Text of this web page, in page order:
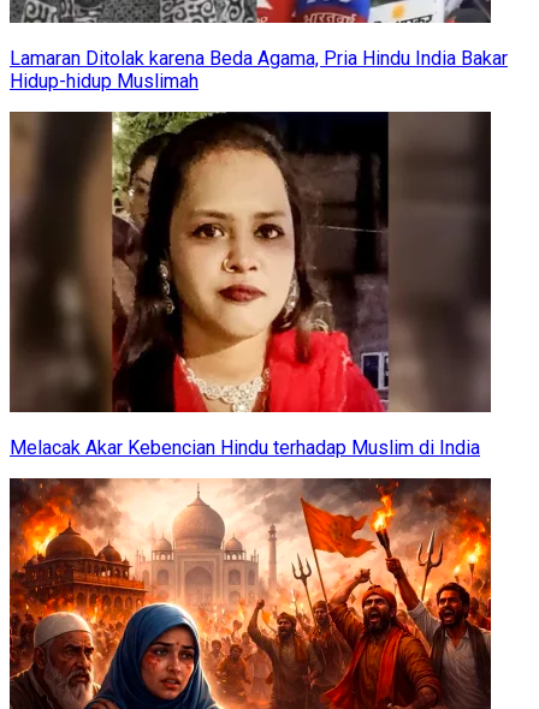
Lamaran Ditolak karena Beda Agama, Pria Hindu India Bakar
Hidup-hidup Muslimah
Melacak Akar Kebencian Hindu terhadap Muslim di India